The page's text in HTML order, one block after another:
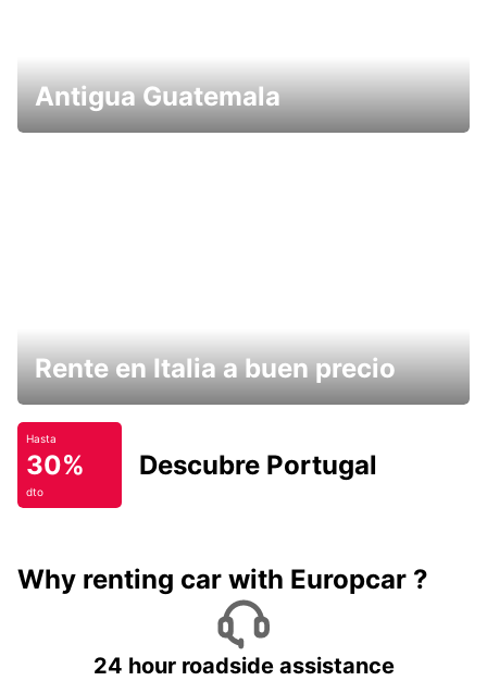
Antigua Guatemala
Rente en Italia a buen precio
Hasta
30%
dto
Descubre Portugal
Why renting car with Europcar ?
24 hour roadside assistance